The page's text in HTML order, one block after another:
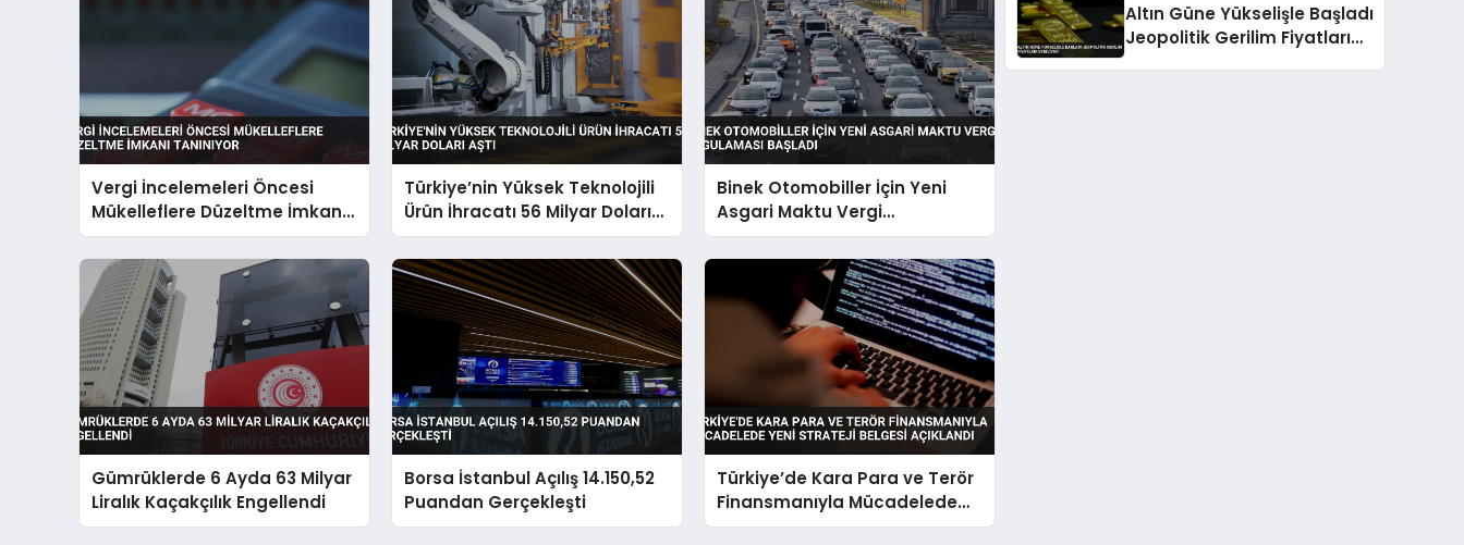
Vergi İncelemeleri Öncesi
Mükelleflere Düzeltme İmkanı
Tanınıyor
Türkiye’nin Yüksek Teknolojili
Ürün İhracatı 56 Milyar Doları
Aştı
Binek Otomobiller İçin Yeni
Asgari Maktu Vergi
Uygulaması Başladı
Gümrüklerde 6 Ayda 63 Milyar
Liralık Kaçakçılık Engellendi
Borsa İstanbul Açılış 14.150,52
Puandan Gerçekleşti
Türkiye’de Kara Para ve Terör
Finansmanıyla Mücadelede
Yeni Strateji Belgesi Açıklandı
Altın Güne Yükselişle Başladı
Jeopolitik Gerilim Fiyatları